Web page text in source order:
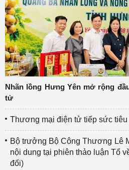
Nhãn lồng Hưng Yên mở rộng
tử
Thương mại điện tử tiếp sức
Bộ trưởng Bộ Công Thương Lê
nội dung tại phiên thảo luận Tổ
đổi)